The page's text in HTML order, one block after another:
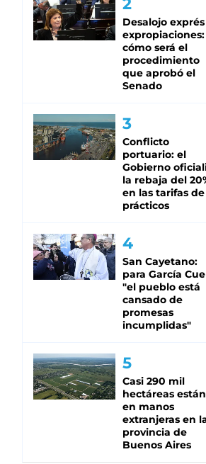
Desalojo
expropiaciones:
cómo será el
procedimiento
que aprobó el
Senado
Conflicto
portuario: el
Gobierno
la rebaja del
en las tarifas de
prácticos
San Cayetano:
para García
"el pueblo está
cansado de
promesas
incumplidas"
Casi 290 mil
hectáreas están
en manos
extranjeras en
provincia de
Buenos Aires